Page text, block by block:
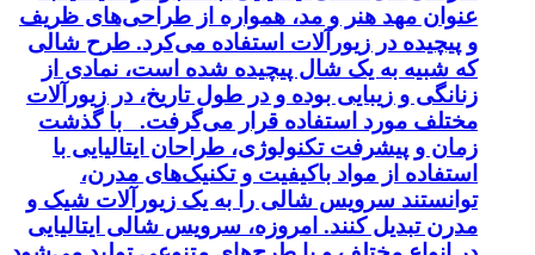
عنوان مهد هنر و مد، همواره از طراحی‌های ظریف
و پیچیده در زیورآلات استفاده می‌کرد. طرح شالی
که شبیه به یک شال پیچیده شده است، نمادی از
زنانگی و زیبایی بوده و در طول تاریخ، در زیورآلات
مختلف مورد استفاده قرار می‌گرفت. با گذشت
زمان و پیشرفت تکنولوژی، طراحان ایتالیایی با
استفاده از مواد باکیفیت و تکنیک‌های مدرن،
توانستند سرویس شالی را به یک زیورآلات شیک و
مدرن تبدیل کنند. امروزه، سرویس شالی ایتالیایی